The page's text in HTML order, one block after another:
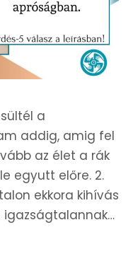
a
addig, amig fel
az élet a rák
egyutt előre. 2.
ekkora kihívás
igazságtalannak…